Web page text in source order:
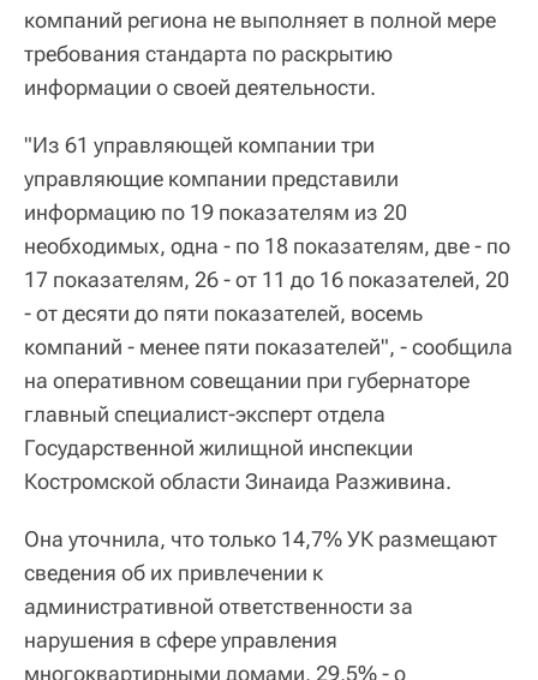
компаний региона не выполняет в полной мере
требования стандарта по раскрытию
информации о своей деятельности.
"Из 61 управляющей компании три
управляющие компании представили
информацию по 19 показателям из 20
необходимых, одна - по 18 показателям, две - по
17 показателям, 26 - от 11 до 16 показателей, 20
- от десяти до пяти показателей, восемь
компаний - менее пяти показателей", - сообщила
на оперативном совещании при губернаторе
главный специалист-эксперт отдела
Государственной жилищной инспекции
Костромской области Зинаида Разживина.
Она уточнила, что только 14,7% УК размещают
сведения об их привлечении к
административной ответственности за
нарушения в сфере управления
многоквартирными домами, 29,5% - о